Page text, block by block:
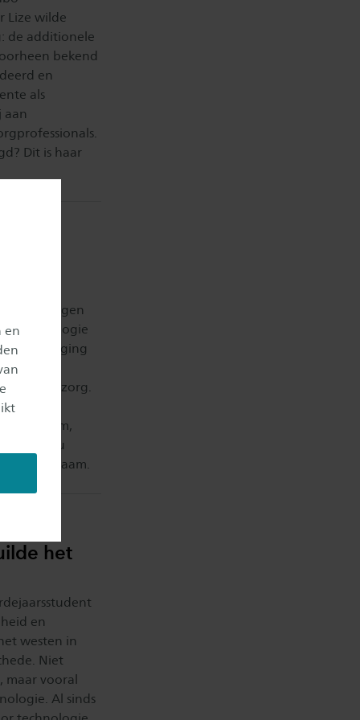
en
Lize wilde
de additionele
bekend
en
als
aan
Dit is haar
opleidingen
Technologie
het
zorg.
Vanaf nu
nieuwe naam.
het
en
westen in
Niet
maar vooral
Al sinds